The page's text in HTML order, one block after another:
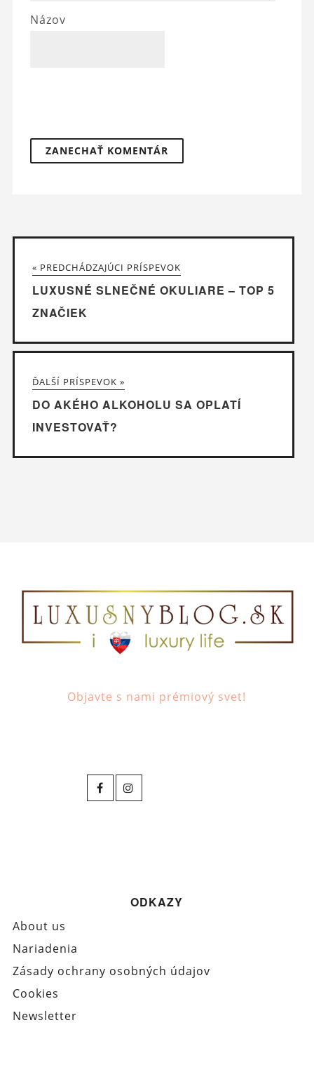
Názov
« PREDCHÁDZAJÚCI PRÍSPEVOK
LUXUSNÉ SLNEČNÉ OKULIARE – TOP 5
ZNAČIEK
ĎALŠÍ PRÍSPEVOK »
DO AKÉHO ALKOHOLU SA OPLATÍ
INVESTOVAŤ?
Objavte s nami prémiový svet!
ODKAZY
About us
Nariadenia
Zásady ochrany osobných údajov
Cookies
Newsletter